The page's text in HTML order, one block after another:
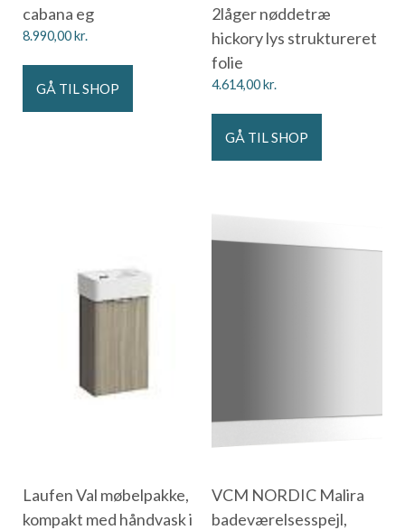
cabana eg
8.990,00kr.
GÅ TIL SHOP
2låger nøddetræ
hickory lys struktureret
folie
4.614,00kr.
GÅ TIL SHOP
Laufen Val møbelpakke,
kompakt med håndvask i
VCM NORDIC Malira
badeværelsesspejl,